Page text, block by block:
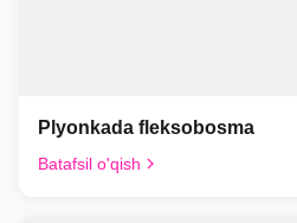
Plyonkada fleksobosma
Batafsil o'qish